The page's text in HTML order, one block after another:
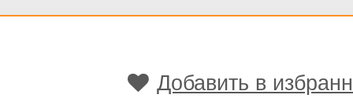
Добавить в